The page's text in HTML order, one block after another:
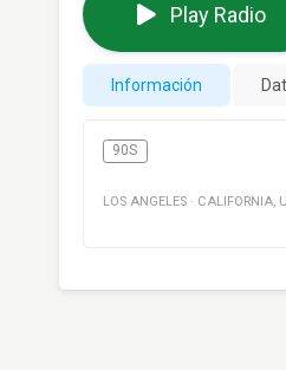
Play Radio
Información
90S
LOS ANGELES · CALIFORNIA,